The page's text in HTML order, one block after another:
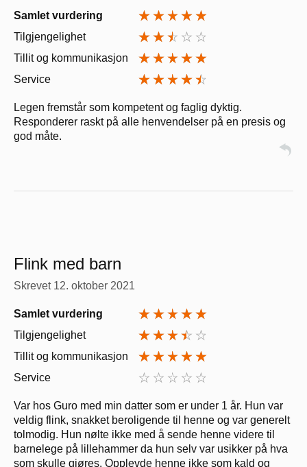
Samlet vurdering
Tilgjengelighet
Tillit og kommunikasjon
Service
Legen fremstår som kompetent og faglig dyktig.
Responderer raskt på alle henvendelser på en presis og
god måte.
Flink med barn
Skrevet 12. oktober 2021
Samlet vurdering
Tilgjengelighet
Tillit og kommunikasjon
Service
Var hos Guro med min datter som er under 1 år. Hun var
veldig flink, snakket beroligende til henne og var generelt
tolmodig. Hun nølte ikke med å sende henne videre til
barnelege på lillehammer da hun selv var usikker på hva
som skulle gjøres. Opplevde henne ikke som kald og